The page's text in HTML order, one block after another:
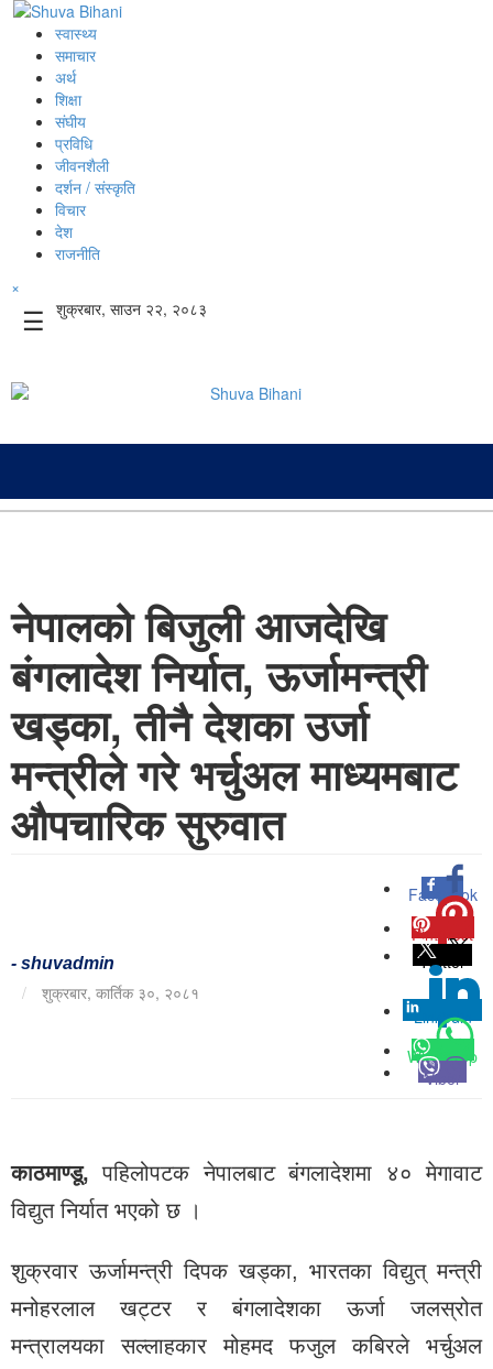
स्वास्थ्य
समाचार
अर्थ
शिक्षा
संघीय
प्रविधि
जीवनशैली
दर्शन / संस्कृति
विचार
देश
राजनीति
×
☰ शुक्रबार, साउन २२, २०८३
नेपालको बिजुली आजदेखि
बंगलादेश निर्यात, ऊर्जामन्त्री
खड्का, तीनै देशका उर्जा
मन्त्रीले गरे भर्चुअल माध्यमबाट
औपचारिक सुरुवात
- shuvadmin
/ शुक्रबार, कार्तिक ३०, २०८१
Facebook
0
Pinterest
Twitter
Linkedin
0
Whatsapp
Viber
काठमाण्डू, पहिलोपटक नेपालबाट बंगलादेशमा ४० मेगावाट
विद्युत निर्यात भएको छ ।
शुक्रवार ऊर्जामन्त्री दिपक खड्का, भारतका विद्युत् मन्त्री
मनोहरलाल खट्टर र बंगलादेशका ऊर्जा जलस्रोत
मन्त्रालयका सल्लाहकार मोहमद फजुल कबिरले भर्चुअल